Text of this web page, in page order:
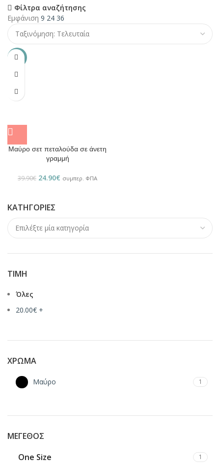
ΚΑΤΗΓΟΡΊΕΣ
ΤΙΜΉ
Όλες
20.00€ +
ΧΡΏΜΑ
Μαύρο 1
ΜΈΓΕΘΟΣ
One Size
1
Φίλτρα αναζήτησης
Εμφάνιση 9 24 36
-38%
Μαύρο σετ πεταλούδα σε άνετη
γραμμή
39.90€ 24.90€ συμπερ. ΦΠΑ